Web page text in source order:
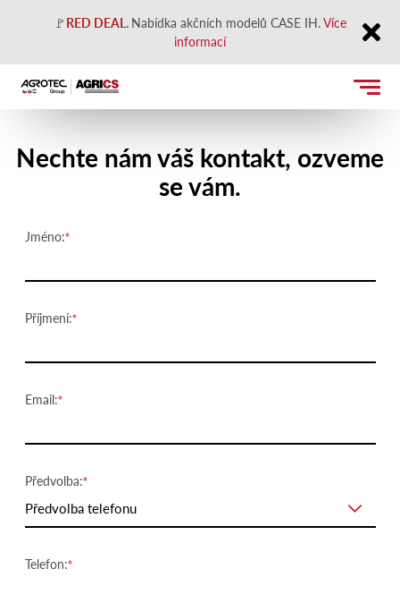
🚩RED DEAL. Nabídka akčních modelů CASE IH.Více
informací
Close
Nechte nám váš kontakt, ozveme
se vám.
Jméno:
Příjmení:
Email:
Předvolba:
Předvolba telefonu
Telefon: